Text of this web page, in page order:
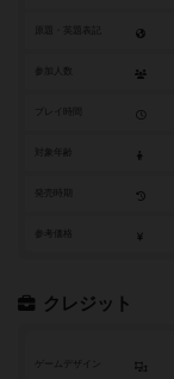
参加人数
参考価格
クレジット
ゲームデザイン